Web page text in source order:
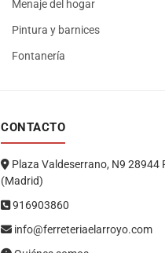
Menaje del hogar
Pintura y barnices
Fontanería
CONTACTO
Plaza Valdeserrano, N9 28944
(Madrid)
916903860
info@ferreteriaelarroyo.com